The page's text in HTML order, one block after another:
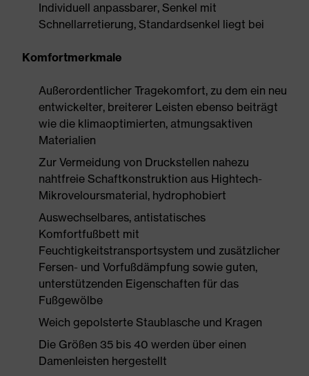
Individuell anpassbarer, Senkel mit
Schnellarretierung, Standardsenkel liegt bei
Komfortmerkmale
Außerordentlicher Tragekomfort, zu dem ein neu
entwickelter, breiterer Leisten ebenso beiträgt
wie die klimaoptimierten, atmungsaktiven
Materialien
Zur Vermeidung von Druckstellen nahezu
nahtfreie Schaftkonstruktion aus Hightech-
Mikroveloursmaterial, hydrophobiert
Auswechselbares, antistatisches
Komfortfußbett mit
Feuchtigkeitstransportsystem und zusätzlicher
Fersen- und Vorfußdämpfung sowie guten,
unterstützenden Eigenschaften für das
Fußgewölbe
Weich gepolsterte Staublasche und Kragen
Die Größen 35 bis 40 werden über einen
Damenleisten hergestellt